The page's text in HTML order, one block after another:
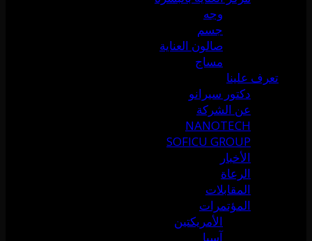
وجه
جسم
صالون العناية
مساج
تعرف علينا
دكتور سيرانو
عن الشركة
NANOTECH
SOFICU GROUP
الأخبار
الرعاة
المقابلات
المؤتمرات
الأمريكتين
آسيا